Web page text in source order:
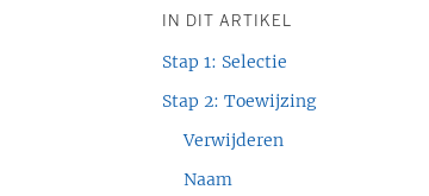
IN DIT ARTIKEL
Stap 1: Selectie
Stap 2: Toewijzing
Verwijderen
Naam